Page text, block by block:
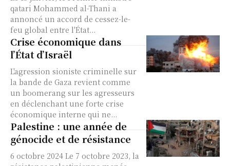
qatari Mohammed al-Thani a
annoncé un accord de cessez-le-
feu global entre l'État...
Crise économique dans
l’État d’Israël
L'agression sioniste criminelle sur
la bande de Gaza revient comme
un boomerang sur les agresseurs
en déclenchant une forte crise
économique interne qui ne...
Palestine : une année de
génocide et de résistance
6 octobre 2024 Le 7 octobre 2023, la